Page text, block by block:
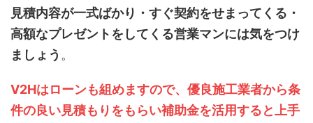
見積内容が一式ばかり・すぐ契約をせまってくる・
高額なプレゼントをしてくる営業マンには気をつけ
ましょう 。
V2Hはローンも組めますので、優良施工業者から条
件の良い見積もりをもらい補助金を活用すると上手